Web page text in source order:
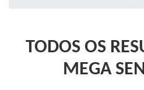
TODOS OS
MEGA